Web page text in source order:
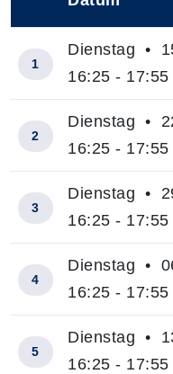
1
Dienstag •
16:25 - 17:55
2
Dienstag •
16:25 - 17:55
3
Dienstag •
16:25 - 17:55
4
Dienstag •
16:25 - 17:55
5
Dienstag •
16:25 - 17:55